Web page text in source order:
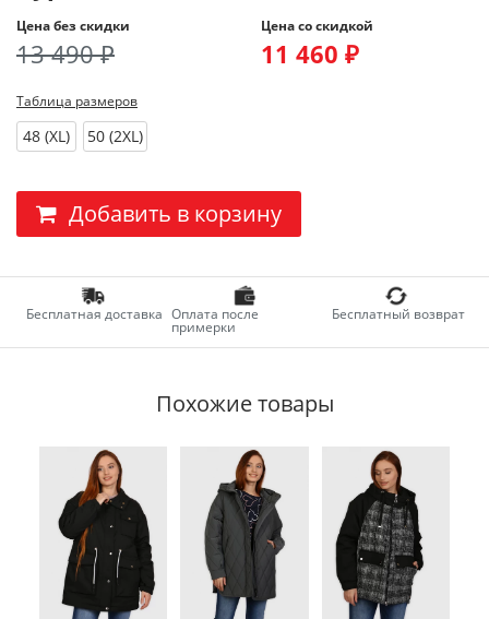
Цена без скидки
13 490 ₽
Цена со скидкой
11 460 ₽
Таблица размеров
48 (XL) 50 (2XL)
Добавить в корзину
Бесплатная доставка Оплата после
примерки
Бесплатный возврат
Похожие товары